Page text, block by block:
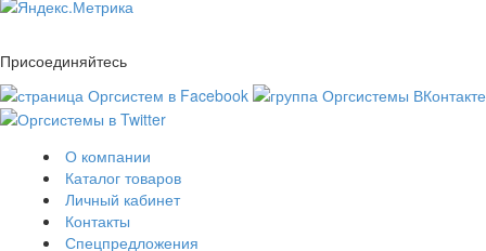
Присоединяйтесь
О компании
Каталог товаров
Личный кабинет
Контакты
Спецпредложения